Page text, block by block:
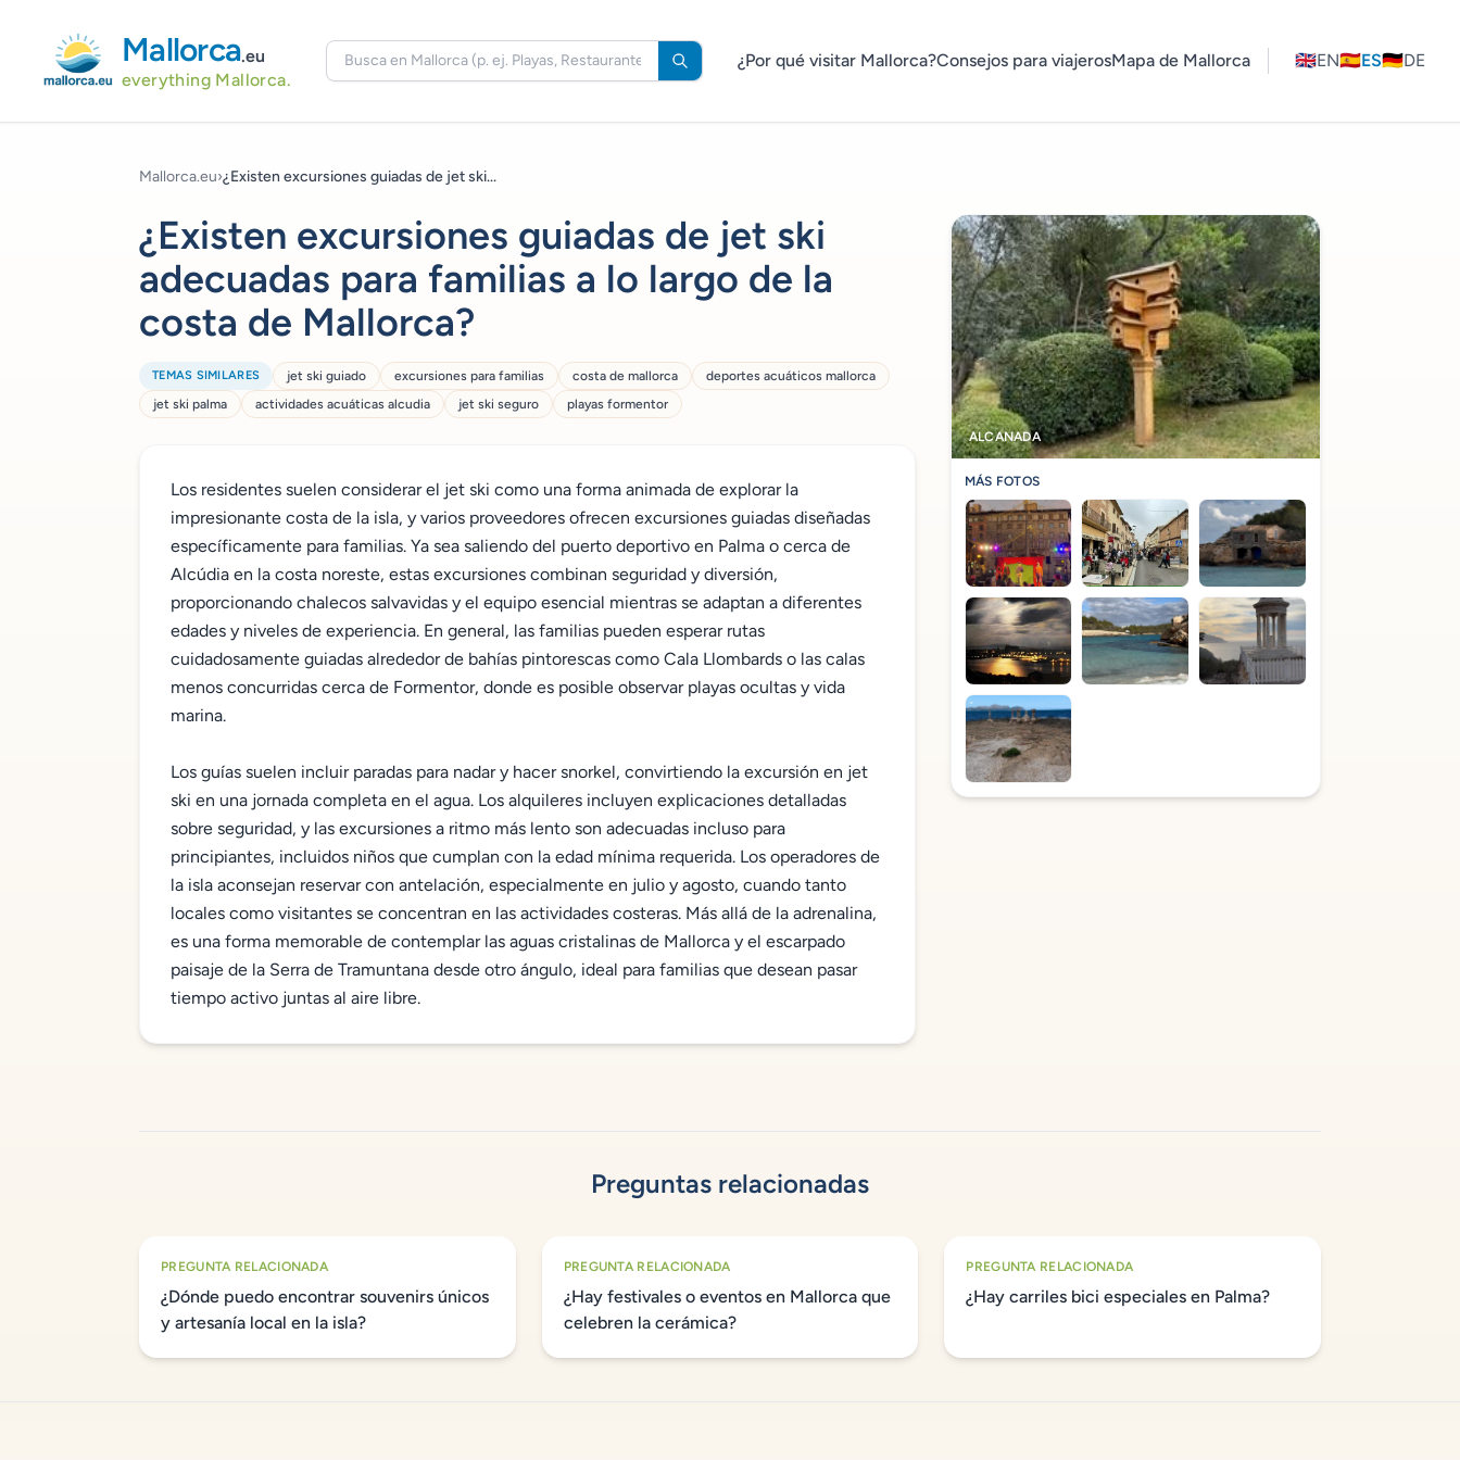
Mallorca.eu
everything Mallorca.
¿Por qué visitar Mallorca?Consejos para viajerosMapa de Mallorca 🇬🇧EN🇪🇸ES🇩🇪DE
Mallorca.eu›¿Existen excursiones guiadas de jet ski...
¿Existen excursiones guiadas de jet ski
adecuadas para familias a lo largo de la
costa de Mallorca?
TEMAS SIMILARES jet ski guiado excursiones para familias costa de mallorca
deportes acuáticos mallorca
jet ski palma
actividades acuáticas alcudia jet ski seguro playas formentor
Los residentes suelen considerar el jet ski como una forma animada de explorar la
impresionante costa de la isla, y varios proveedores ofrecen excursiones guiadas diseñadas
específicamente para familias. Ya sea saliendo del puerto deportivo en Palma o cerca de
Alcúdia en la costa noreste, estas excursiones combinan seguridad y diversión,
proporcionando chalecos salvavidas y el equipo esencial mientras se adaptan a diferentes
edades y niveles de experiencia. En general, las familias pueden esperar rutas
cuidadosamente guiadas alrededor de bahías pintorescas como Cala Llombards o las calas
menos concurridas cerca de Formentor, donde es posible observar playas ocultas y vida
marina.
Los guías suelen incluir paradas para nadar y hacer snorkel, convirtiendo la excursión en jet
ski en una jornada completa en el agua. Los alquileres incluyen explicaciones detalladas
sobre seguridad, y las excursiones a ritmo más lento son adecuadas incluso para
principiantes, incluidos niños que cumplan con la edad mínima requerida. Los operadores de
la isla aconsejan reservar con antelación, especialmente en julio y agosto, cuando tanto
locales como visitantes se concentran en las actividades costeras. Más allá de la adrenalina,
es una forma memorable de contemplar las aguas cristalinas de Mallorca y el escarpado
paisaje de la Serra de Tramuntana desde otro ángulo, ideal para familias que desean pasar
tiempo activo juntas al aire libre.
ALCANADA
MÁS FOTOS
Preguntas relacionadas
PREGUNTA RELACIONADA
¿Dónde puedo encontrar souvenirs únicos
y artesanía local en la isla?
PREGUNTA RELACIONADA
¿Hay festivales o eventos en Mallorca que
celebren la cerámica?
PREGUNTA RELACIONADA
¿Hay carriles bici especiales en Palma?